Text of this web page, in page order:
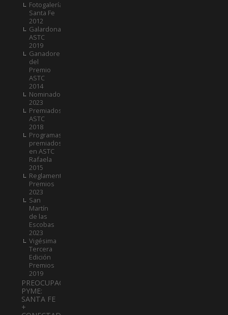
Fotogalería
Santa Fe
2012
Galardonados
ASTC
2019
Ganadores
del
Premio
ASTC
2014
Nominados
2023
Premiados
ASTC
2018
Programas
premiados
en ASTC
Rafaela
2015
Reglamento
Premios
2023
San
Martín
de las
Escobas
2023
Vigésima
Tercera
Edición
Premios
2019
PREOCUPACIÓN
PYME:
SANTA FE
+